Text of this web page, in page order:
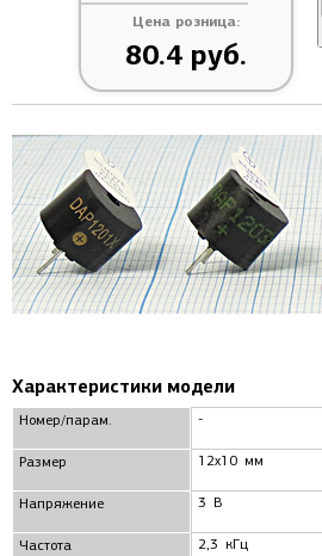
Цена розница:
80.4 руб.
Характеристики модели
Номер/парам.
Размер
Напряжение
Частота
-
12x10 мм
3 В
2,3 кГц